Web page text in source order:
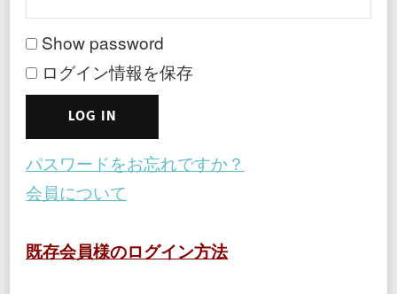
Show password
ログイン情報を保存
パスワードをお忘れですか？
会員について
既存会員様のログイン方法